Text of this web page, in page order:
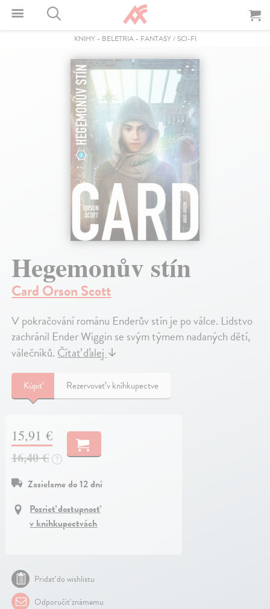
KNIHY- BELETRIA- FANTASY / SCI-FI
Hegemonův stín
Card Orson Scott
V pokračování románu Enderův stín je po válce. Lidstvo
zachránil Ender Wiggin se svým týmem nadaných dětí,
válečníků. Čítať ďalej ↓
Kúpiť Rezervovať v kníhkupectve
15,91 €
16,40 € ?
Zasielame do 12 dní
Pozrieť dostupnosť
v kníhkupectvách
Pridať do wishlistu
Odporučiť známemu